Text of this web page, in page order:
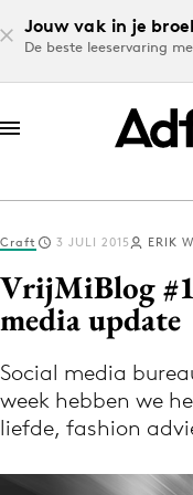
Jouw vak in je
De beste leeservaring
Log in
Volg het
Craft 3 JULI 2015 ERIK
VrijMiBlog
media update
Social media
week hebben we
liefde, fashion